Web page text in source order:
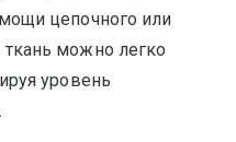
цепочного или
ткань можно легко
уровень